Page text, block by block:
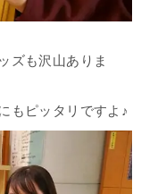
ズも沢山ありま
もピッタリですよ♪